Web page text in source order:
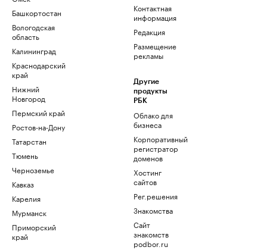
Башкортостан
Вологодская
область
Калининград
Краснодарский
край
Нижний
Новгород
Пермский край
Ростов-на-Дону
Татарстан
Тюмень
Черноземье
Кавказ
Карелия
Мурманск
Приморский
край
Контактная
информация
Редакция
Размещение
рекламы
Другие
продукты
РБК
Облако для
бизнеса
Корпоративный
регистратор
доменов
Хостинг
сайтов
Рег.решения
Знакомства
Сайт
знакомств
podbor.ru